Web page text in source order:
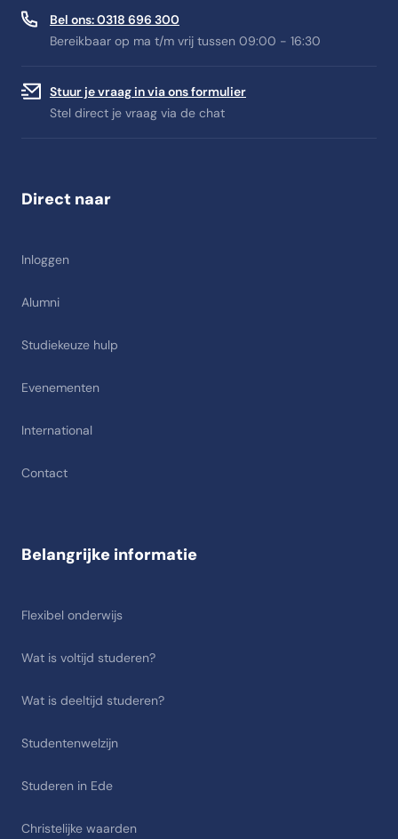
Bel ons: 0318 696 300
Bereikbaar op ma t/m vrij tussen 09:00 - 16:30
Stuur je vraag in via ons formulier
Stel direct je vraag via de chat
Direct naar
Inloggen
Alumni
Studiekeuze hulp
Evenementen
International
Contact
Belangrijke informatie
Flexibel onderwijs
Wat is voltijd studeren?
Wat is deeltijd studeren?
Studentenwelzijn
Studeren in Ede
Christelijke waarden